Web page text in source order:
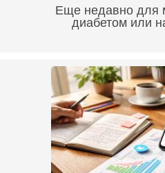
Еще недавно для
диабетом или